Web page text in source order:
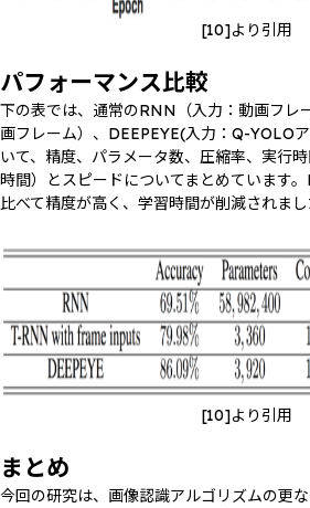
[10]より引用
パフォーマンス比較
下の表では、通常のRNN（入力：動画フレ
画フレーム）、DEEPEYE(入力：Q-YOLO
いて、精度、パラメータ数、圧縮率、実行
時間）とスピードについてまとめています
比べて精度が高く、学習時間が削減されまし
[10]より引用
まとめ
今回の研究は、画像認識アルゴリズムの更